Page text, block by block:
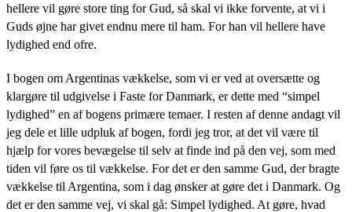
hellere vil gøre store ting for Gud, så skal vi ikke forvente, at vi i
Guds øjne har givet endnu mere til ham. For han vil hellere have
lydighed end ofre.
I bogen om Argentinas vækkelse, som vi er ved at oversætte og
klargøre til udgivelse i Faste for Danmark, er dette med “simpel
lydighed” en af bogens primære temaer. I resten af denne andagt vil
jeg dele et lille udpluk af bogen, fordi jeg tror, at det vil være til
hjælp for vores bevægelse til selv at finde ind på den vej, som med
tiden vil føre os til vækkelse. For det er den samme Gud, der bragte
vækkelse til Argentina, som i dag ønsker at gøre det i Danmark. Og
det er den samme vej, vi skal gå: Simpel lydighed. At gøre, hvad